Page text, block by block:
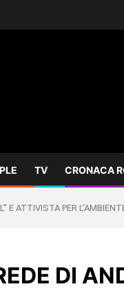
TV CRONACA
E ATTIVISTA PER
DI